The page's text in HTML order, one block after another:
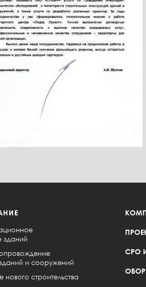
зданий
и сооружений
нового строительства
СРО